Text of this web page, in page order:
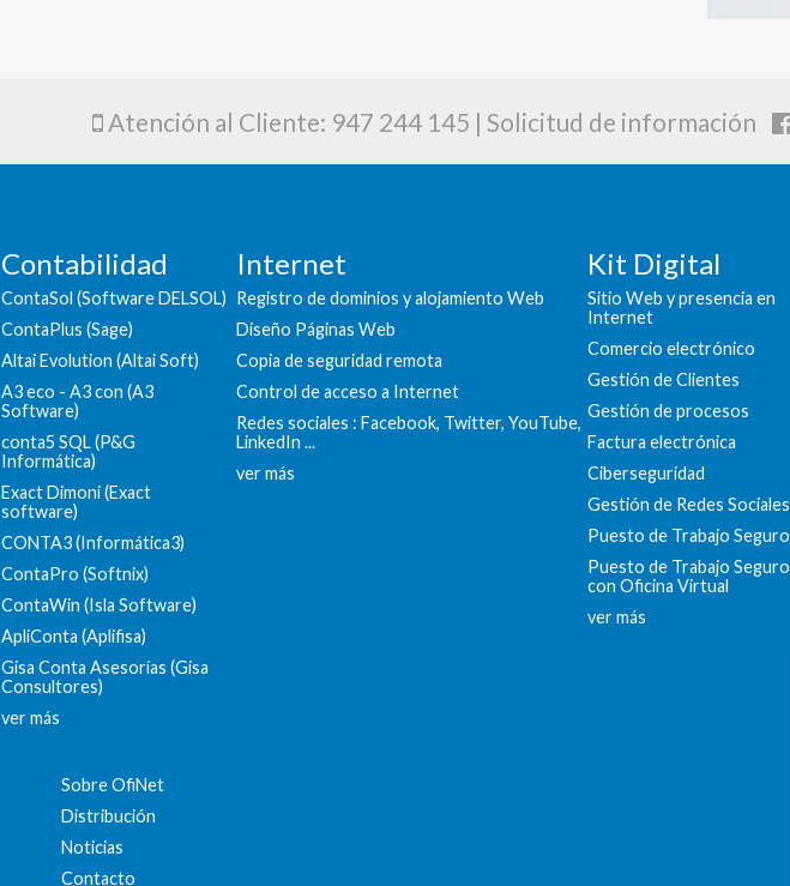
Atención al Cliente: 947 244 145 | Solicitud de información
Contabilidad
ContaSol (Software DELSOL)
ContaPlus (Sage)
Altai Evolution (Altai Soft)
A3 eco - A3 con (A3
Software)
conta5 SQL (P&G
Informática)
Exact Dimoni (Exact
software)
CONTA3 (Informática3)
ContaPro (Softnix)
ContaWin (Isla Software)
ApliConta (Aplifisa)
Gisa Conta Asesorías (Gisa
Consultores)
ver más
Internet
Registro de dominios y alojamiento Web
Diseño Páginas Web
Copia de seguridad remota
Control de acceso a Internet
Redes sociales : Facebook, Twitter, YouTube,
LinkedIn ...
ver más
Kit Digital
Sitio Web y presencia en
Internet
Comercio electrónico
Gestión de Clientes
Gestión de procesos
Factura electrónica
Ciberseguridad
Gestión de Redes Sociales
Puesto de Trabajo Seguro
Puesto de Trabajo Seguro
con Oficina Virtual
ver más
Sobre OfiNet
Distribución
Noticias
Contacto